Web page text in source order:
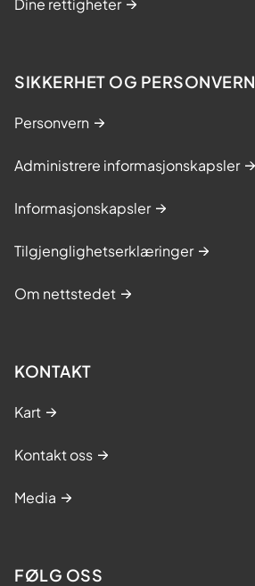
SIKKERHET OG PERSONVERN
Personvern
Administrere informasjonskapsler
Informasjonskapsler
Tilgjenglighetserklæringer
Om nettstedet
KONTAKT
Kart
Kontakt oss
Media
FØLG OSS